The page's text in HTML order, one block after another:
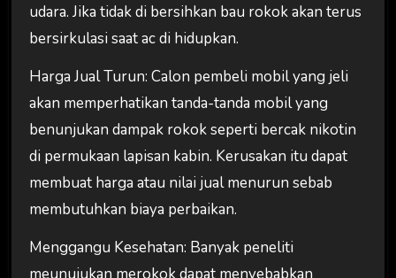
udara. Jika tidak di bersihkan bau rokok akan terus
bersirkulasi saat ac di hidupkan.
Harga Jual Turun: Calon pembeli mobil yang jeli
akan memperhatikan tanda-tanda mobil yang
benunjukan dampak rokok seperti bercak nikotin
di permukaan lapisan kabin. Kerusakan itu dapat
membuat harga atau nilai jual menurun sebab
membutuhkan biaya perbaikan.
Menggangu Kesehatan: Banyak peneliti
meunujukan merokok dapat menyebabkan